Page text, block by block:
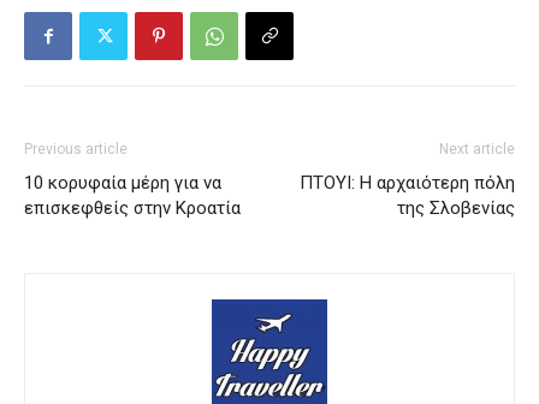
Previous article
10 κορυφαία μέρη για να
επισκεφθείς στην Κροατία
Next article
ΠΤΟΥΙ: Η αρχαιότερη πόλη
της Σλοβενίας